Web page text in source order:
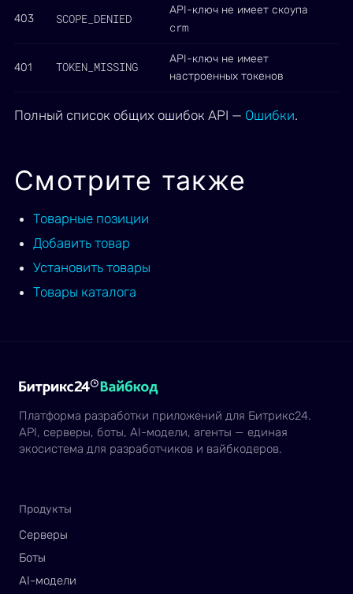
403 SCOPE_DENIED
API-ключ не имеет скоупа
crm
401 TOKEN_MISSING
API-ключ не имеет
настроенных токенов
Полный список общих ошибок API — Ошибки.
Смотрите также
Товарные позиции
Добавить товар
Установить товары
Товары каталога
Платформа разработки приложений для Битрикс24.
API, серверы, боты, AI-модели, агенты — единая
экосистема для разработчиков и вайбкодеров.
Продукты
Серверы
Боты
AI-модели